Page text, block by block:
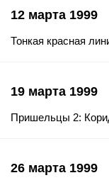
12 марта 1999
Тонкая красная
19 марта 1999
Пришельцы 2:
26 марта 1999